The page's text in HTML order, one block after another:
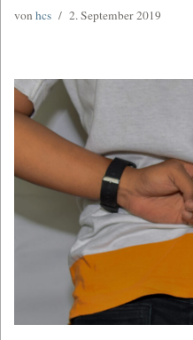
von hcs 2. September 2019